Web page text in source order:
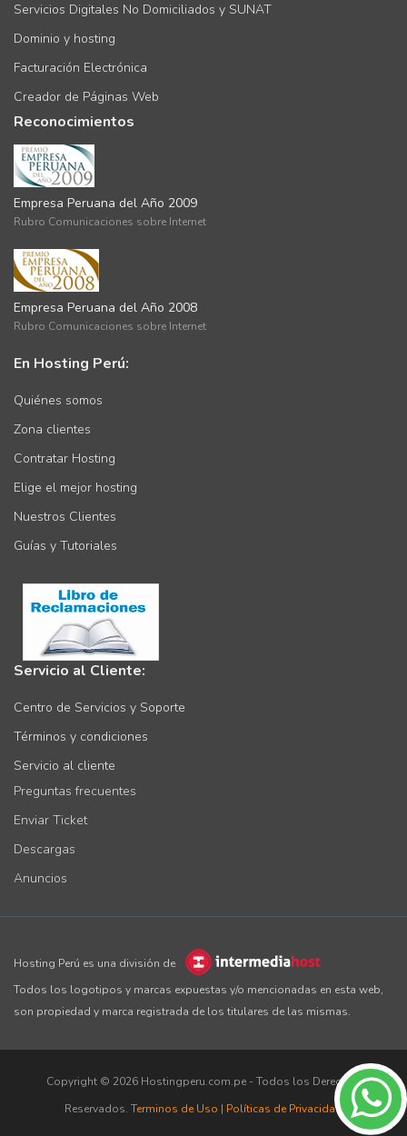
Servicios Digitales No Domiciliados y SUNAT
Dominio y hosting
Facturación Electrónica
Creador de Páginas Web
Reconocimientos
Empresa Peruana del Año 2009
Rubro Comunicaciones sobre Internet
Empresa Peruana del Año 2008
Rubro Comunicaciones sobre Internet
En Hosting Perú:
Quiénes somos
Zona clientes
Contratar Hosting
Elige el mejor hosting
Nuestros Clientes
Guías y Tutoriales
Servicio al Cliente:
Centro de Servicios y Soporte
Términos y condiciones
Servicio al cliente
Preguntas frecuentes
Enviar Ticket
Descargas
Anuncios
Hosting Perú es una división de
Todos los logotipos y marcas expuestas y/o mencionadas en esta web,
son propiedad y marca registrada de los titulares de las mismas.
Copyright © 2026 Hostingperu.com.pe - Todos los Derechos
Reservados. Terminos de Uso | Políticas de Privacidad